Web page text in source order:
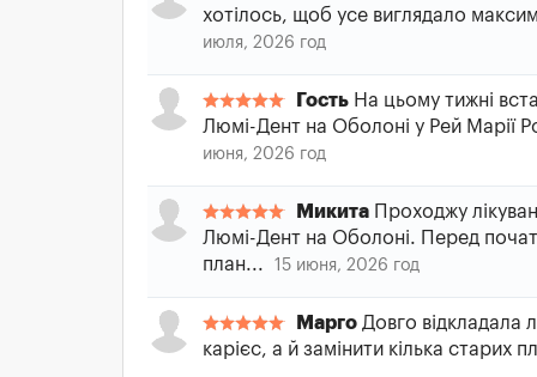
хотілось, щоб усе виглядало
июля, 2026 год
Гость На цьому тижні
Люмі-Дент на Оболоні у Рей Марії
июня, 2026 год
Микита Проходжу
Люмі-Дент на Оболоні. Перед
план...
15 июня, 2026 год
Марго Довго відкладала
карієс, а й замінити кілька